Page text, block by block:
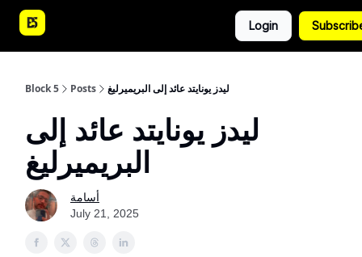
Login
Block 5 Posts ليدز يونايتد عائد إلى البريميرليغ
ليدز يونايتد عائد إلى
البريميرليغ
أسامة
July 21, 2025